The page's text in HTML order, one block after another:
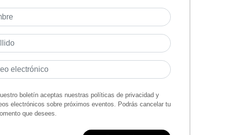
boletín aceptas nuestras políticas de privacidad y
electrónicos sobre próximos eventos. Podrás cancelar tu
que desees.